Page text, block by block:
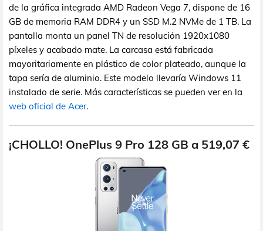
de la gráfica integrada AMD Radeon Vega 7, dispone de 16
GB de memoria RAM DDR4 y un SSD M.2 NVMe de 1 TB. La
pantalla monta un panel TN de resolución 1920x1080
píxeles y acabado mate. La carcasa está fabricada
mayoritariamente en plástico de color plateado, aunque la
tapa sería de aluminio. Este modelo llevaría Windows 11
instalado de serie. Más características se pueden ver en la
web oficial de Acer.
¡CHOLLO! OnePlus 9 Pro 128 GB a 519,07 €